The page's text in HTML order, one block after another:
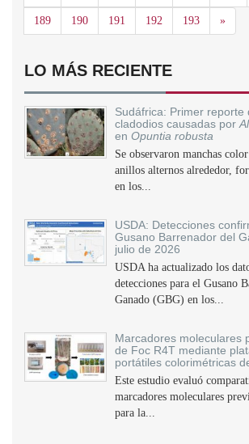
189 190 191 192 193 »
LO MÁS RECIENTE
Sudáfrica: Primer reporte
cladodios causadas por
en Opuntia robusta
Se observaron manchas
anillos alternos alrededor,
en los...
USDA: Detecciones
Gusano Barrenador del
julio de 2026
USDA ha actualizado los
detecciones para el Gusano
Ganado (GBG) en los...
Marcadores moleculares
de Foc R4T mediante
portátiles colorimétricas
Este estudio evaluó
marcadores moleculares
para la...